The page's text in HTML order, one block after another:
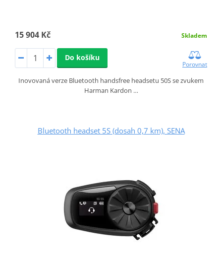
15 904 Kč Skladem
Do košíku
Porovnat
Inovovaná verze Bluetooth handsfree headsetu 50S se zvukem
Harman Kardon …
Bluetooth headset 5S (dosah 0,7 km), SENA